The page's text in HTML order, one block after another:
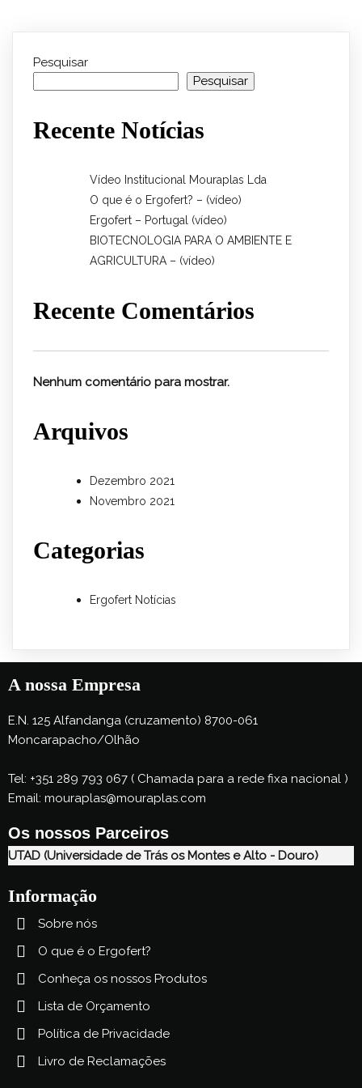
Pesquisar
Pesquisar
Recente Notícias
Vídeo Institucional Mouraplas Lda
O que é o Ergofert? – (vídeo)
Ergofert – Portugal (vídeo)
BIOTECNOLOGIA PARA O AMBIENTE E
AGRICULTURA – (vídeo)
Recente Comentários
Nenhum comentário para mostrar.
Arquivos
Dezembro 2021
Novembro 2021
Categorias
Ergofert Notícias
A nossa Empresa
E.N. 125 Alfandanga (cruzamento) 8700-061
Moncarapacho/Olhão
Tel: +351 289 793 067 ( Chamada para a rede fixa nacional )
Email: mouraplas@mouraplas.com
Os nossos Parceiros
UTAD (Universidade de Trás os Montes e Alto - Douro)
Informação
Sobre nós
O que é o Ergofert?
Conheça os nossos Produtos
Lista de Orçamento
Política de Privacidade
Livro de Reclamações